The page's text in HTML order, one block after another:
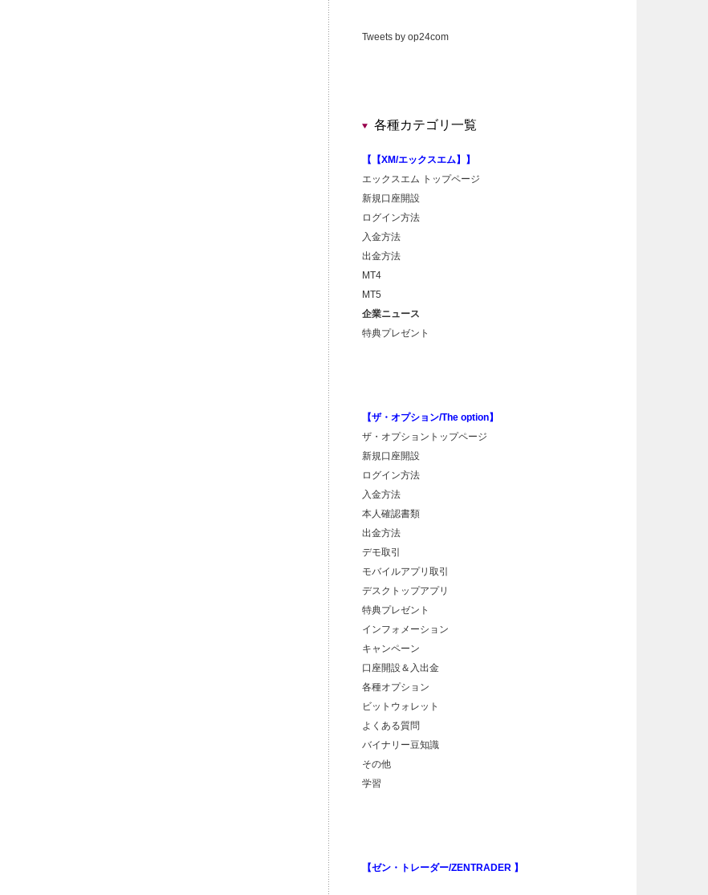
Tweets by op24com
各種カテゴリ一覧
【【XM/エックスエム】】
エックスエム トップページ
新規口座開設
ログイン方法
入金方法
出金方法
MT4
MT5
企業ニュース
特典プレゼント
【ザ・オプション/The option】
ザ・オプショントップページ
新規口座開設
ログイン方法
入金方法
本人確認書類
出金方法
デモ取引
モバイルアプリ取引
デスクトップアプリ
特典プレゼント
インフォメーション
キャンペーン
口座開設＆入出金
各種オプション
ビットウォレット
よくある質問
バイナリー豆知識
その他
学習
【ゼン・トレーダー/ZENTRADER 】